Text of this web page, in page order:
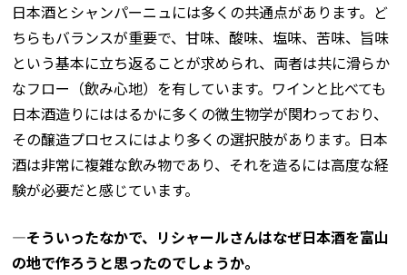
日本酒とシャンパーニュには多くの共通点があります。ど
ちらもバランスが重要で、甘味、酸味、塩味、苦味、旨味
という基本に立ち返ることが求められ、両者は共に滑らか
なフロー（飲み心地）を有しています。ワインと比べても
日本酒造りにははるかに多くの微生物学が関わっており、
その醸造プロセスにはより多くの選択肢があります。日本
酒は非常に複雑な飲み物であり、それを造るには高度な経
験が必要だと感じています。
―そういったなかで、リシャールさんはなぜ日本酒を富山
の地で作ろうと思ったのでしょうか。